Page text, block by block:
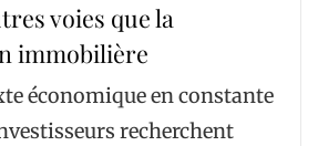
voies que la
immobilière
économique en constante
recherchent